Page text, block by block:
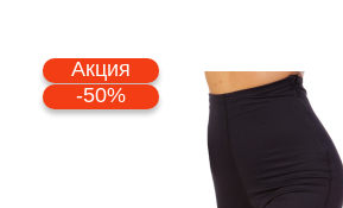
Акция
-50%